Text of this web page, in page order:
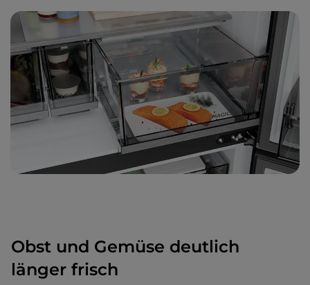
Obst und Gemüse deutlich
länger frisch